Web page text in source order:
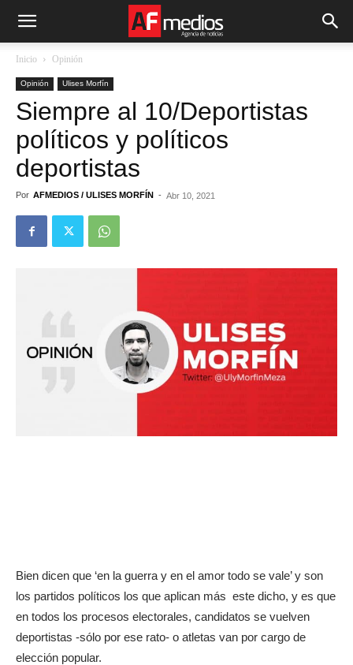
Inicio Opinión
Opinión Ulises Morfín
Siempre al 10/Deportistas
políticos y políticos
deportistas
Por AFMEDIOS / ULISES MORFÍN - Abr 10, 2021
Bien dicen que ‘en la guerra y en el amor todo se vale’ y son
los partidos políticos los que aplican más este dicho, y es que
en todos los procesos electorales, candidatos se vuelven
deportistas -sólo por ese rato- o atletas van por cargo de
elección popular.